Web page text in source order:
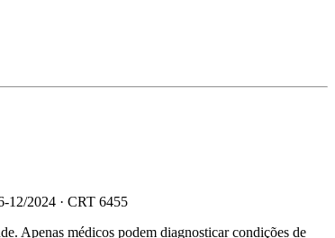
12/2024 · CRT 6455
Apenas médicos podem diagnosticar condições de